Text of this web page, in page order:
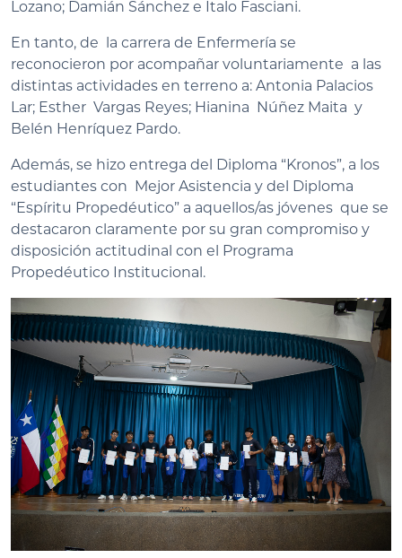
Lozano; Damián Sánchez e Ítalo Fasciani.
En tanto, de la carrera de Enfermería se
reconocieron por acompañar voluntariamente a las
distintas actividades en terreno a: Antonia Palacios
Lar; Esther Vargas Reyes; Hianina Núñez Maita y
Belén Henríquez Pardo.
Además, se hizo entrega del Diploma “Kronos”, a los
estudiantes con Mejor Asistencia y del Diploma
“Espíritu Propedéutico” a aquellos/as jóvenes que se
destacaron claramente por su gran compromiso y
disposición actitudinal con el Programa
Propedéutico Institucional.